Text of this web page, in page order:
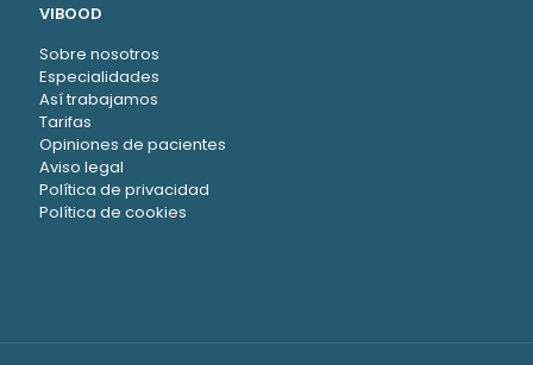
VIBOOD
Sobre nosotros
Especialidades
Así trabajamos
Tarifas
Opiniones de pacientes
Aviso legal
Política de privacidad
Política de cookies